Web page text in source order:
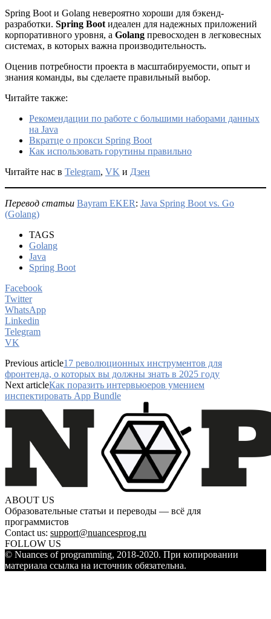
Spring Boot и Golang невероятно хороши для бэкенд-
разработки. Spring Boot идеален для надежных приложений
корпоративного уровня, а Golang превосходен в легковесных
системах, в которых важна производительность.
Оценив потребности проекта в масштабируемости, опыт и
знания команды, вы сделаете правильный выбор.
Читайте также:
Рекомендации по работе с большими наборами данных
на Java
Вкратце о прокси Spring Boot
Как использовать горутины правильно
Читайте нас в Telegram, VK и Дзен
Перевод статьи Bayram EKER: Java Spring Boot vs. Go
(Golang)
TAGS
Golang
Java
Spring Boot
Facebook
Twitter
WhatsApp
Linkedin
Telegram
VK
Previous article17 революционных инструментов для
фронтенда, о которых вы должны знать в 2025 году
Next articleКак поразить интервьюеров умением
инспектировать App Bundle
ABOUT US
Образовательные статьи и переводы — всё для
программистов
Contact us: support@nuancesprog.ru
FOLLOW US
© Nuances of programming, 2018-2020. При копировании
материала ссылка на источник обязательна.